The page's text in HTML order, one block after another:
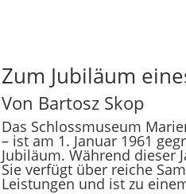
Zum Jubiläum
Von Bartosz Skop
Das Schlossmuseum
– ist am 1. Januar 1961
Jubiläum. Während dieser
Sie verfügt über reiche
Leistungen und ist zu